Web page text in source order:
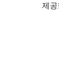
제